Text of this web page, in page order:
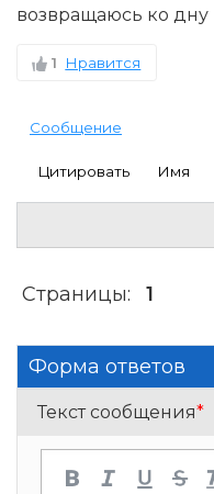
возвращаюсь ко дну
1 Нравится
Сообщение
Цитировать Имя
Страницы: 1
Форма ответов
Текст сообщения*